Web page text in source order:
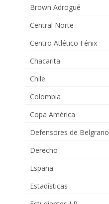
Brown Adrogué
Central Norte
Centro Atlético Fénix
Chacarita
Chile
Colombia
Copa América
Defensores de Belgrano
Derecho
España
Estadísticas